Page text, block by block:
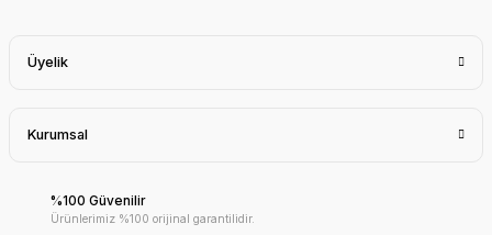
Üyelik
Kurumsal
%100 Güvenilir
Ürünlerimiz %100 orijinal garantilidir.